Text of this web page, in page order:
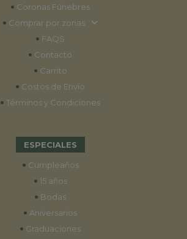
• Coronas Fúnebres
• Comprar por zonas
• FAQS
• Contacto
• Carrito
• Costos de Envío
• Términos y Condiciones
ESPECIALES
• Cumpleaños
• 15 años
• Bodas
• Aniversarios
• Graduaciones